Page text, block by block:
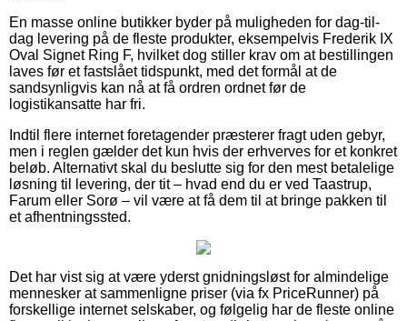
En masse online butikker byder på muligheden for dag-til-
dag levering på de fleste produkter, eksempelvis Frederik IX
Oval Signet Ring F, hvilket dog stiller krav om at bestillingen
laves før et fastslået tidspunkt, med det formål at de
sandsynligvis kan nå at få ordren ordnet før de
logistikansatte har fri.
Indtil flere internet foretagender præsterer fragt uden gebyr,
men i reglen gælder det kun hvis der erhverves for et konkret
beløb. Alternativt skal du beslutte sig for den mest betalelige
løsning til levering, der tit – hvad end du er ved Taastrup,
Farum eller Sorø – vil være at få dem til at bringe pakken til
et afhentningssted.
Det har vist sig at være yderst gnidningsløst for almindelige
mennesker at sammenligne priser (via fx PriceRunner) på
forskellige internet selskaber, og følgelig har de fleste online